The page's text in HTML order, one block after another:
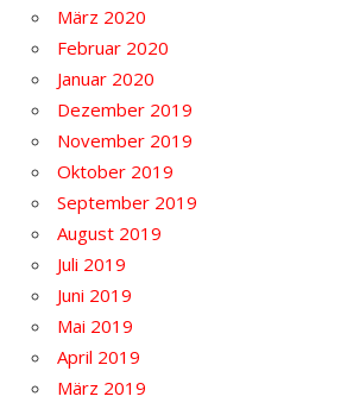
März 2020
Februar 2020
Januar 2020
Dezember 2019
November 2019
Oktober 2019
September 2019
August 2019
Juli 2019
Juni 2019
Mai 2019
April 2019
März 2019